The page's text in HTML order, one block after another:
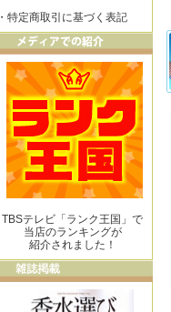
・ 特定商取引に基づく表記
TBSテレビ「ランク王国」で
当店のランキングが
紹介されました！